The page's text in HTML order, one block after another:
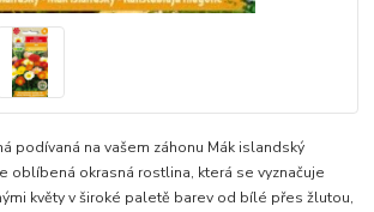
podívaná na vašem záhonu Mák islandský
oblíbená okrasná rostlina, která se vyznačuje
květy v široké paletě barev od bílé přes žlutou,